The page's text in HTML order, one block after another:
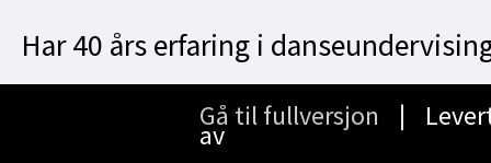
Har 40 års erfaring i
Gå til fullversjon ∣
av